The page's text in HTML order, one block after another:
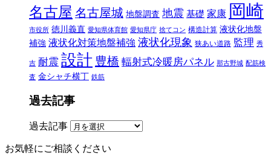
名古屋 名古屋城 地盤調査 地震 基礎 家康 岡崎
市役所 徳川義直 愛知県体育館 愛知県庁 捨てコン 構造計算 液状化地盤
補強 液状化対策地盤補強 液状化現象 狭あい道路 監理 秀
吉 耐震 設計 豊橋 輻射式冷暖房パネル 那古野城 配筋検
査 金シャチ横丁 鉄筋
過去記事
過去記事
お気軽にご相談ください